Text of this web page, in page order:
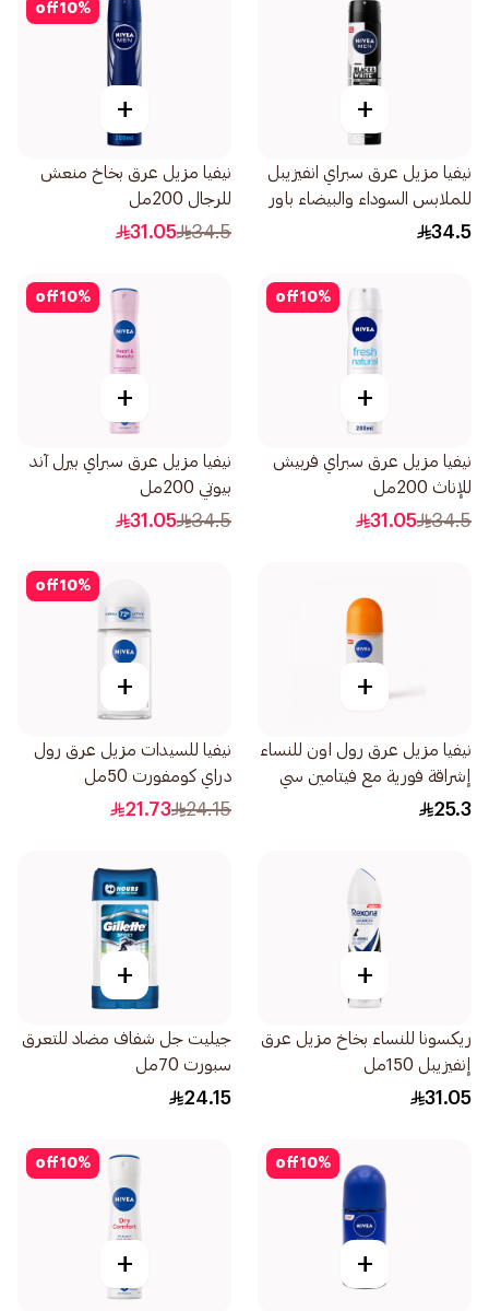
+
نيفيا مزيل عرق سبراي انفيزيبل
للملابس السوداء والبيضاء باور
للرجال 200مل
34.5
10%
off
+
نيفيا مزيل عرق بخاخ منعش
للرجال 200مل
34.5
31.05
10%
off
+
نيفيا مزيل عرق سبراي فربيش
للإناث 200مل
34.5
31.05
10%
off
+
نيفيا مزيل عرق سبراي بيرل آند
بيوتي 200مل
34.5
31.05
+
نيفيا مزيل عرق رول اون للنساء
إشراقة فورية مع فيتامين سي
وإي 50مل
25.3
10%
off
+
نيفيا للسيدات مزيل عرق رول
دراي كومفورت 50مل
24.15
21.73
+
ريكسونا للنساء بخاخ مزيل عرق
إنفيزيبل 150مل
31.05
+
جيليت جل شفاف مضاد للتعرق
سبورت 70مل
24.15
10%
off
+
10%
off
+